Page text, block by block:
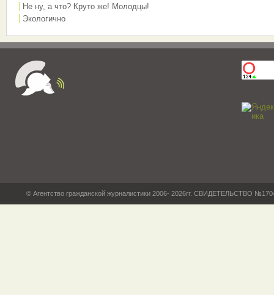
Не ну, а что? Круто же! Молодцы!
Экологично
© Агентство гражданской журналистики 2006- 2026гг. СВИДЕТЕЛЬСТВО